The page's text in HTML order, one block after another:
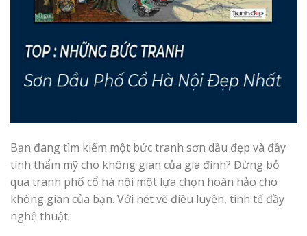
Bạn đang tìm kiếm một bức tranh sơn dầu đẹp và đầy
tính thẩm mỹ cho không gian của gia đình? Đừng bỏ
qua tranh phố cổ hà nội một lựa chọn hoàn hảo cho
không gian của bạn. Với nét vẽ điêu luyện, tinh tế đầy
nghệ thuật.